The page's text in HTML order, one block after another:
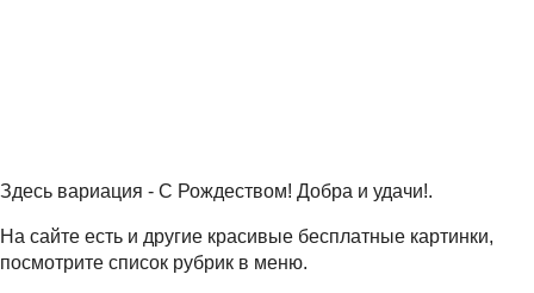
Здесь вариация - С Рождеством! Добра и удачи!.
На сайте есть и другие красивые бесплатные картинки,
посмотрите список рубрик в меню.